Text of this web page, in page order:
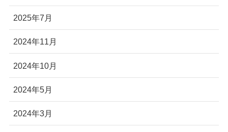
2025年7月
2024年11月
2024年10月
2024年5月
2024年3月